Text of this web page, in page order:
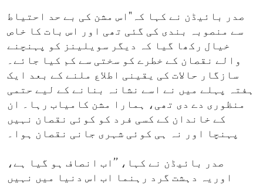
صدر بائیڈن نے کہا کہ"اس مشن کی بے حد احتیاط
سے منصوبہ بندی کی گئی تھی اور اس بات کا خاص
خیال رکھا گیا کہ دیگر سویلینز کو پہنچنے
والے نقصان کے خطرے کو سختی سے کم کیا جائے۔
سازگار حالات کی یقینی اطلاع ملنے کے بعد ایک
ہفتہ پہلے میں نے اسے نشانہ بنانے کے لیے حتمی
منظوری دے دی تھی، ہمارا مشن کامیاب رہا۔ ان
کے خاندان کے کسی فرد کو کوئی نقصان نہیں
پہنچا اور نہ ہی کوئی شہری جانی نقصان ہوا۔
صدر بائیڈن نے کہا، ’’اب انصاف ہو گیا ہے،
اوریہ دہشت گرد رہنما اب اس دنیا میں نہیں